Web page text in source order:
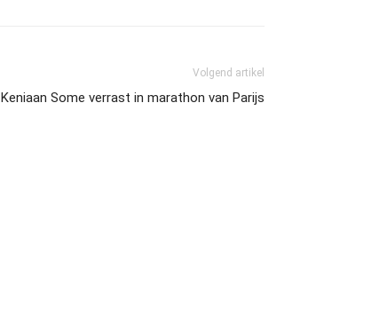
Volgend artikel
Keniaan Some verrast in marathon van Parijs